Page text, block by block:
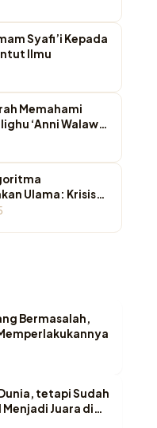
Syafi’i Kepada
Ilmu
Memahami
‘Anni Walaw
Ulama: Krisis
di
Bermasalah,
tetapi Sudah
Juara di